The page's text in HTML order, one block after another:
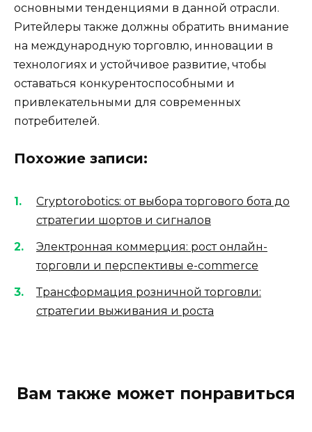
основными тенденциями в данной отрасли.
Ритейлеры также должны обратить внимание
на международную торговлю, инновации в
технологиях и устойчивое развитие, чтобы
оставаться конкурентоспособными и
привлекательными для современных
потребителей.
Похожие записи:
Cryptorobotics: от выбора торгового бота до
стратегии шортов и сигналов
Электронная коммерция: рост онлайн-
торговли и перспективы e-commerce
Трансформация розничной торговли:
стратегии выживания и роста
Вам также может понравиться